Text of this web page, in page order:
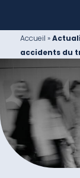
Accueil »
accidents du